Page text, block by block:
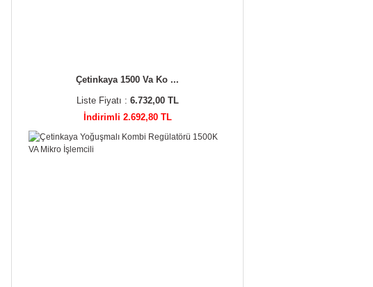
Çetinkaya 1500 Va Ko ...
Liste Fiyatı : 6.732,00 TL
İndirimli 2.692,80 TL